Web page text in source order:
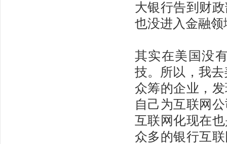
大银行告到财
也没进入金融领
其实在美国没
技。所以，我去
众筹的企业，
自己为互联网
互联网化现在
众多的银行互